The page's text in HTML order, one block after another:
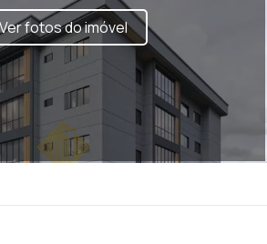
Ver fotos do imóvel